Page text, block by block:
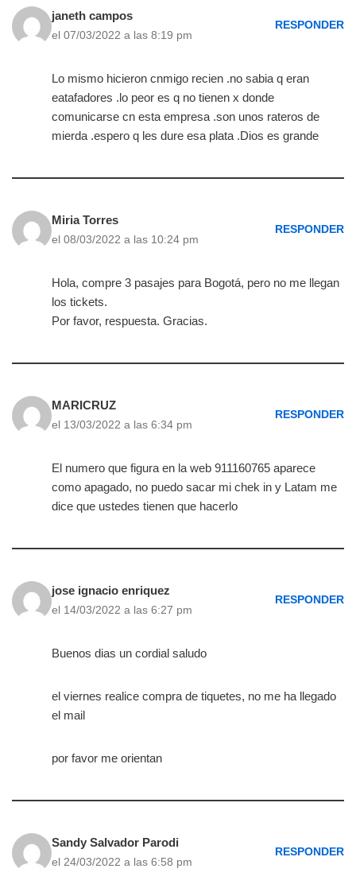
janeth campos
el 07/03/2022 a las 8:19 pm
RESPONDER
Lo mismo hicieron cnmigo recien .no sabia q eran
eatafadores .lo peor es q no tienen x donde
comunicarse cn esta empresa .son unos rateros de
mierda .espero q les dure esa plata .Dios es grande
Miria Torres
el 08/03/2022 a las 10:24 pm
RESPONDER
Hola, compre 3 pasajes para Bogotá, pero no me llegan
los tickets.
Por favor, respuesta. Gracias.
MARICRUZ
el 13/03/2022 a las 6:34 pm
RESPONDER
El numero que figura en la web 911160765 aparece
como apagado, no puedo sacar mi chek in y Latam me
dice que ustedes tienen que hacerlo
jose ignacio enriquez
el 14/03/2022 a las 6:27 pm
RESPONDER
Buenos dias un cordial saludo
el viernes realice compra de tiquetes, no me ha llegado
el mail
por favor me orientan
Sandy Salvador Parodi
el 24/03/2022 a las 6:58 pm
RESPONDER